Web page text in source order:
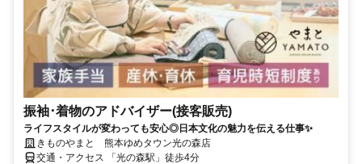
振袖･着物のアドバイザー(接客販売)
ライフスタイルが変わっても安心◎日本文化の魅力を伝える仕事✨
きものやまと 熊本ゆめタウン光の森店
交通・アクセス 「光の森駅」徒歩4分